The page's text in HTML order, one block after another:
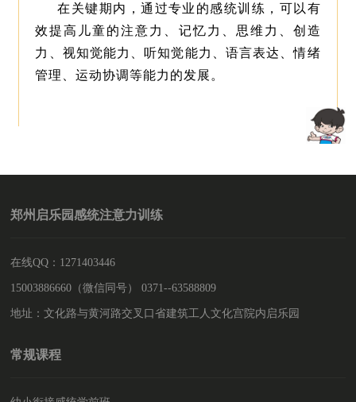
在关键期内，通过专业的感统训练，可以有
效提高儿童的注意力、记忆力、思维力、创造
力、视知觉能力、听知觉能力、语言表达、情绪
管理、运动协调等能力的发展。
郑州启乐园感统注意力训练
在线QQ：1271403446
15003886660（微信同号） 0371--63588809
地址：文化路与黄河路交叉口省建筑工人文化宫院内启乐园
常规课程